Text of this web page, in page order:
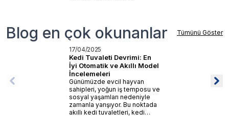
Blog en çok okunanlar Tümünü Göster
17/04/2025
Kedi Tuvaleti Devrimi: En
İyi Otomatik ve Akıllı Model
İncelemeleri
Günümüzde evcil hayvan
sahipleri, yoğun iş temposu ve
sosyal yaşamları nedeniyle
zamanla yarışıyor. Bu noktada
akıllı kedi tuvaletleri, kedi